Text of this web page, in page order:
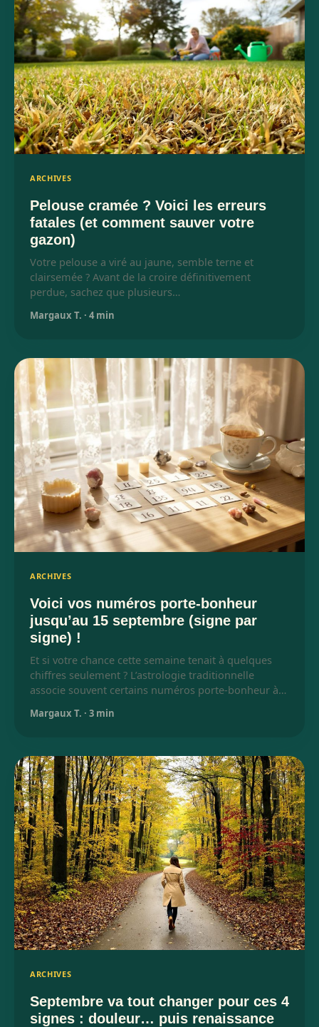
ARCHIVES
Pelouse cramée ? Voici les erreurs
fatales (et comment sauver votre
gazon)
Votre pelouse a viré au jaune, semble terne et
clairsemée ? Avant de la croire définitivement
perdue, sachez que plusieurs…
Margaux T. · 4 min
ARCHIVES
Voici vos numéros porte-bonheur
jusqu’au 15 septembre (signe par
signe) !
Et si votre chance cette semaine tenait à quelques
chiffres seulement ? L’astrologie traditionnelle
associe souvent certains numéros porte-bonheur à…
Margaux T. · 3 min
ARCHIVES
Septembre va tout changer pour ces 4
signes : douleur… puis renaissance